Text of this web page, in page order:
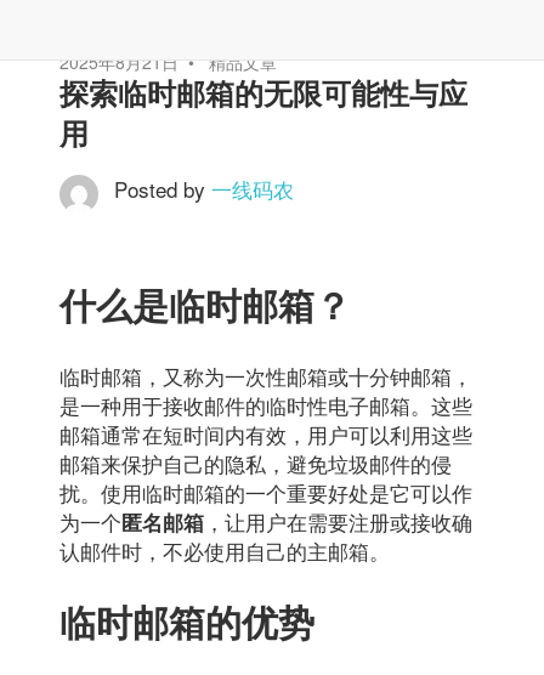
2025年8月21日 精品文章
探索临时邮箱的无限可能性与应
用
Posted by 一线码农
什么是临时邮箱？
临时邮箱，又称为一次性邮箱或十分钟邮箱，
是一种用于接收邮件的临时性电子邮箱。这些
邮箱通常在短时间内有效，用户可以利用这些
邮箱来保护自己的隐私，避免垃圾邮件的侵
扰。使用临时邮箱的一个重要好处是它可以作
为一个匿名邮箱 ，让用户在需要注册或接收确
认邮件时，不必使用自己的主邮箱。
临时邮箱的优势